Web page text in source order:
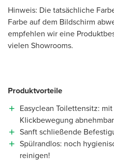
Hinweis: Die tatsächliche
Farbe auf dem Bildschirm
empfehlen wir eine
vielen Showrooms.
Produktvorteile
Easyclean Toilettensitz:
Klickbewegung abnehmbar
Sanft schließende
Spülrandlos: noch
reinigen!